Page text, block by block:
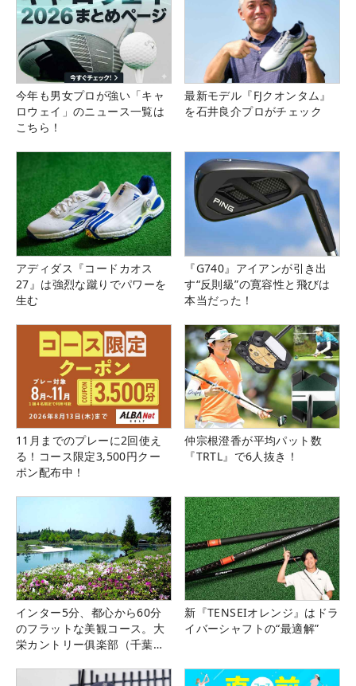
今年も男女プロが強い「キャ
ロウェイ」のニュース一覧は
こちら！
最新モデル『FJクオンタム』
を石井良介プロがチェック
アディダス『コードカオス
27』は強烈な蹴りでパワーを
生む
『G740』アイアンが引き出
す“反則級”の寛容性と飛びは
本当だった！
11月までのプレーに2回使え
る！コース限定3,500円クー
ポン配布中！
仲宗根澄香が平均パット数
『TRTL』で6人抜き！
インター5分、都心から60分
のフラットな美観コース。大
栄カントリー俱楽部（千葉
新『TENSEIオレンジ』はドラ
イバーシャフトの“最適解”